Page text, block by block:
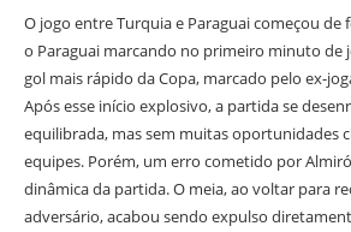
O jogo entre Turquia e Paraguai começou de
o Paraguai marcando no primeiro minuto de
gol mais rápido da Copa, marcado pelo ex-
Após esse início explosivo, a partida se
equilibrada, mas sem muitas oportunidades
equipes. Porém, um erro cometido por
dinâmica da partida. O meia, ao voltar para
adversário, acabou sendo expulso